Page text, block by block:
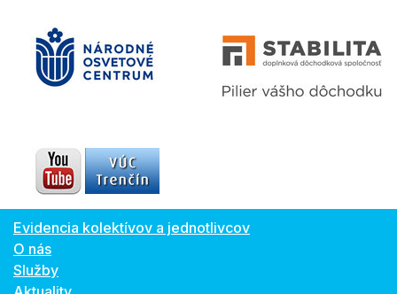
Evidencia kolektívov a jednotlivcov
O nás
Služby